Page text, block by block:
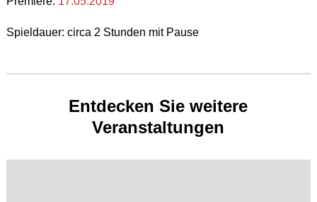
Spieldauer: circa 2 Stunden mit Pause
Entdecken Sie weitere
Veranstaltungen